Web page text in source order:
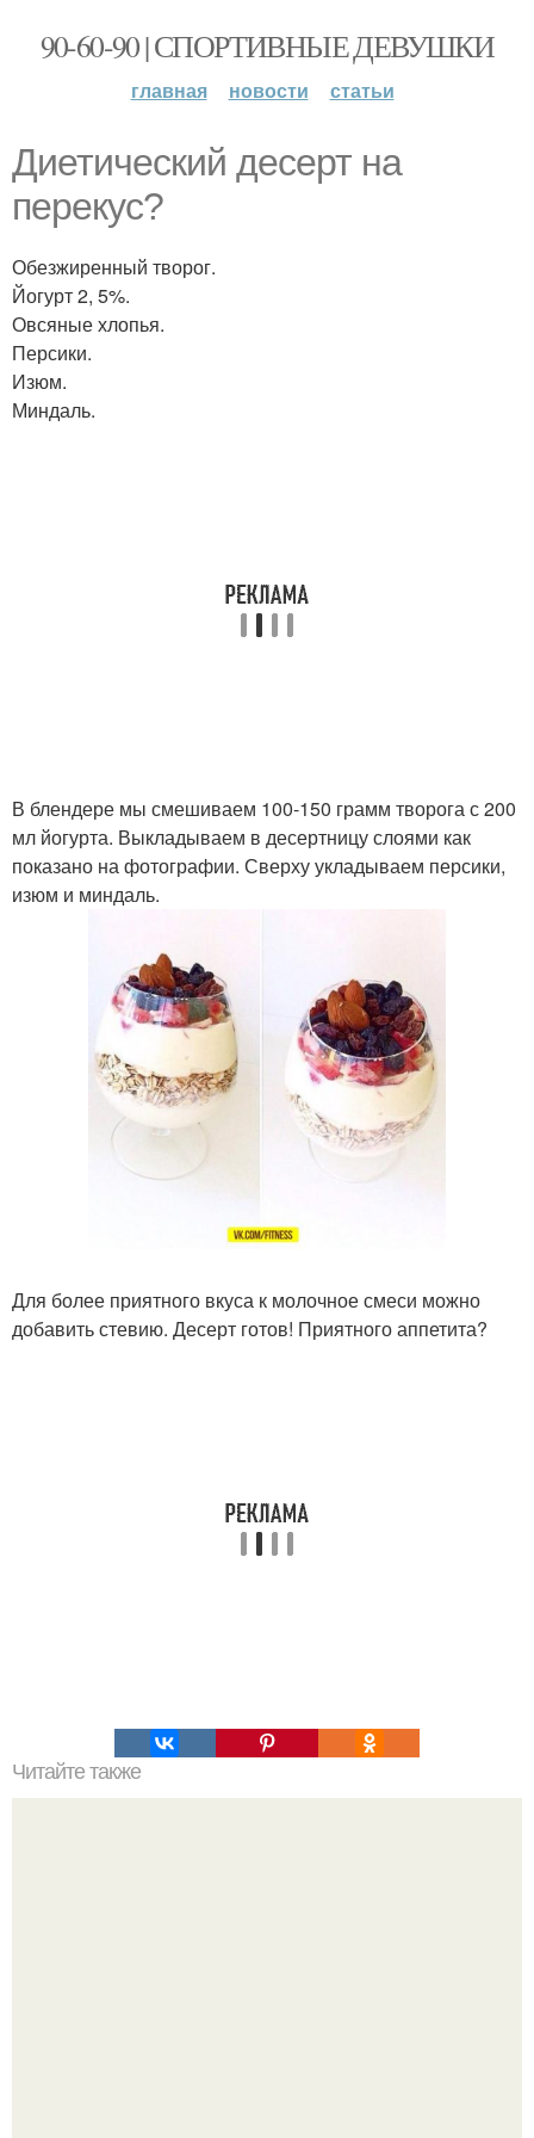
90-60-90 | СПОРТИВНЫЕ ДЕВУШКИ
главная новости статьи
Диетический десерт на
перекус?
Обезжиренный творог.
Йогурт 2, 5%.
Овсяные хлопья.
Персики.
Изюм.
Миндаль.
В блендере мы смешиваем 100-150 грамм творога с 200
мл йогурта. Выкладываем в десертницу слоями как
показано на фотографии. Сверху укладываем персики,
изюм и миндаль.
Для более приятного вкуса к молочное смеси можно
добавить стевию. Десерт готов! Приятного аппетита?
Читайте также